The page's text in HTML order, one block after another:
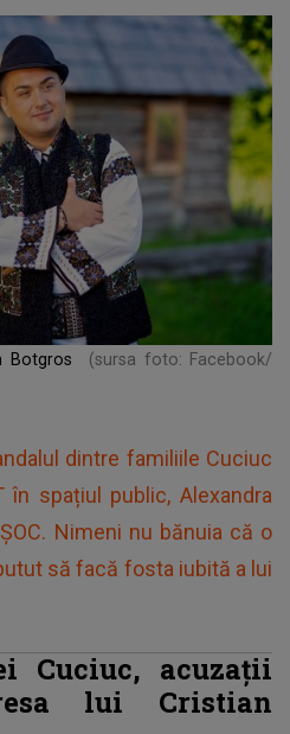
Botgros
(sursa foto: Facebook/
dintre familiile Cuciuc
în spațiul public, Alexandra
Nimeni nu bănuia că o
să facă fosta iubită a lui
Cuciuc, acuzații
lui Cristian